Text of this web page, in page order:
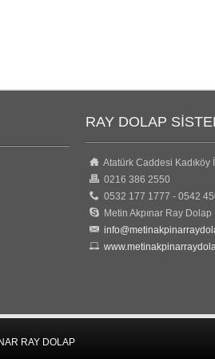
RAY DOLAP
Atatürk Caddesi Kadıköy
0216 386 2550
0532 177 1777 - 0542
Metin Akpınar Ray Dolap
RAY DOLAP